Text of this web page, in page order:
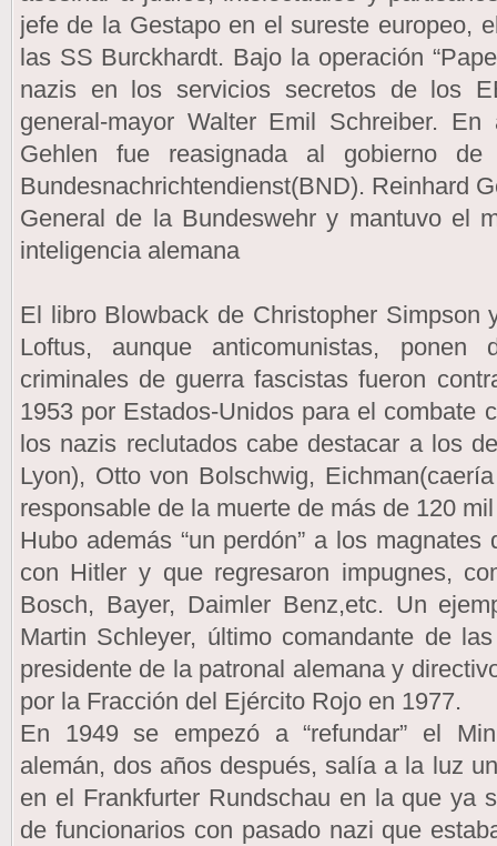
jefe de la Gestapo en el sureste europeo,
las SS Burckhardt. Bajo la operación
nazis en los servicios secretos de los
general-mayor Walter Emil Schreiber.
Gehlen fue reasignada al gobierno
Bundesnachrichtendienst(BND). Reinhard
General de la Bundeswehr y mantuvo el
inteligencia alemana
El libro Blowback de Christopher Simpson
Loftus, aunque anticomunistas,
criminales de guerra fascistas fueron
1953 por Estados-Unidos para el combate
los nazis reclutados cabe destacar a los
Lyon), Otto von Bolschwig,
responsable de la muerte de más de 120
Hubo además “un perdón” a los
con Hitler y que regresaron impugnes,
Bosch, Bayer, Daimler Benz,etc. Un
Martin Schleyer, último comandante de
presidente de la patronal alemana y
por la Fracción del Ejército Rojo en 1977.
En 1949 se empezó a “refundar” el
alemán, dos años después, salía a la luz
en el Frankfurter Rundschau en la que ya
de funcionarios con pasado nazi que